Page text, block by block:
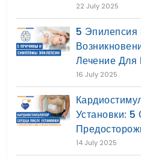
22 July 2025
5
Лечение Для
16 July 2025
Установки:
14 July 2025